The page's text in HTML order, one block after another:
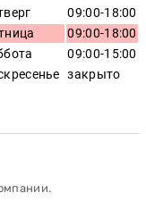
09:00-18:00
09:00-18:00
09:00-15:00
закрыто